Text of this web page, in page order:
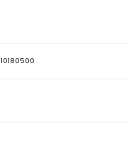
10180500